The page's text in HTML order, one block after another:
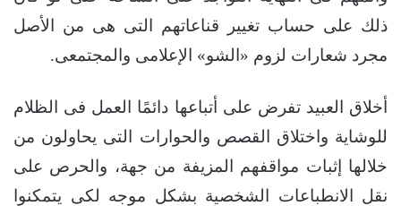
ذلك على حساب تغيير قناعاتهم التى هى من الأصل
مجرد شعارات لزوم «الشو» الإعلامى والمجتمعى.
أخلاق العبيد تفرض على أتباعها دائمًا العمل فى الظلام
للوشاية واختلاق القصص والحوارات التى يحاولون من
خلالها إثبات مواقفهم المزيفة من جهة، والحرص على
نقل الانطباعات الشخصية بشكل موجه لكى يتمكنوا